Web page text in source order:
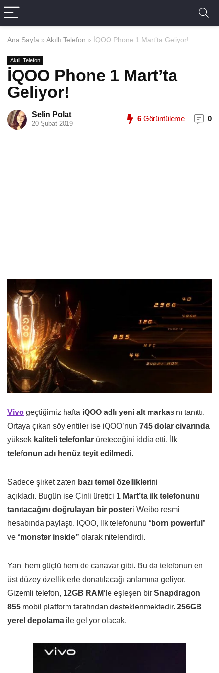
Ana Sayfa » Akıllı Telefon » İQOO Phone 1 Mart’ta Geliyor!
Akıllı Telefon
İQOO Phone 1 Mart’ta
Geliyor!
Selin Polat
20 Şubat 2019
6 Görüntüleme 0
Vivo geçtiğimiz hafta iQOO adlı yeni alt markasını tanıttı.
Ortaya çıkan söylentiler ise iQOO’nun 745 dolar civarında
yüksek kaliteli telefonlar üreteceğini iddia etti. İlk
telefonun adı henüz teyit edilmedi.
Sadece şirket zaten bazı temel özelliklerini
açıkladı. Bugün ise Çinli üretici 1 Mart’ta ilk telefonunu
tanıtacağını doğrulayan bir posteri Weibo resmi
hesabında paylaştı. iQOO, ilk telefonunu “born powerful ”
ve “monster inside” olarak nitelendirdi.
Yani hem güçlü hem de canavar gibi. Bu da telefonun en
üst düzey özelliklerle donatılacağı anlamına geliyor.
Gizemli telefon, 12GB RAM‘le eşleşen bir Snapdragon
855 mobil platform tarafından desteklenmektedir. 256GB
yerel depolama ile geliyor olacak.